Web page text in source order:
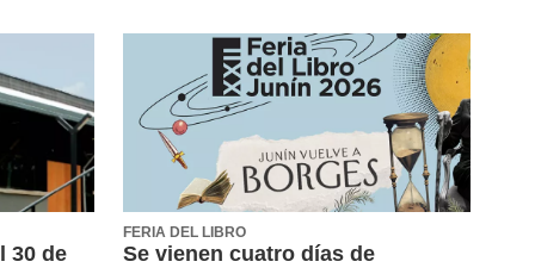
30 de
FERIA DEL LIBRO
Se vienen cuatro días de